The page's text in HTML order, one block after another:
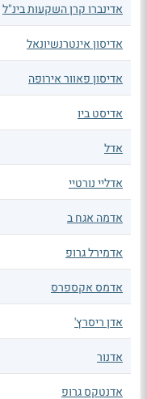
אדינברו קרן השקעות בינ"ל
אדיסון אינטרנשיונאל
אדיסון פאוור אירופה
אדיסט ביו
אדל
אדליי נורטיי
אדמה אגח ב
אדמירל גרופ
אדמס אקספרס
אדן ריסרץ'
אדנור
אדנטקס גרופ